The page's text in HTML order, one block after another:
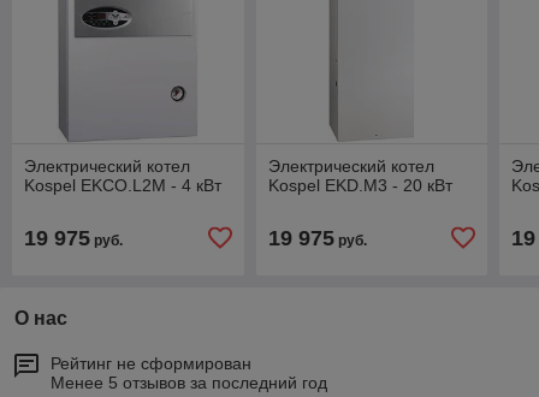
Электрический котел
Kospel EKCO.L2M - 4 кВт
19 975 руб.
Электрический котел
Kospel EKD.M3 - 20 кВт
19 975руб.
О нас
Рейтинг не сформирован
Менее 5 отзывов за последний год